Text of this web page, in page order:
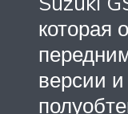
которая
версии